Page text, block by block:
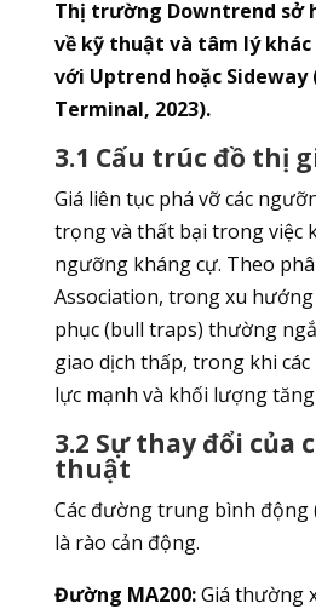
Thị trường Downtrend sở
về kỹ thuật và tâm lý
với Uptrend hoặc Sideway
Terminal, 2023).
3.1 Cấu trúc đồ thị
Giá liên tục phá vỡ các
trọng và thất bại trong việc
ngưỡng kháng cự. Theo
Association, trong xu
phục (bull traps) thường
giao dịch thấp, trong khi
lực mạnh và khối lượng
3.2 Sự thay đổi của
thuật
Các đường trung bình động
là rào cản động.
Đường MA200:Giá thường